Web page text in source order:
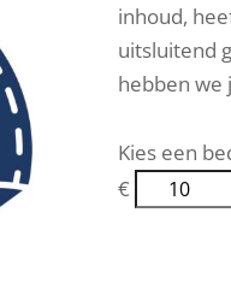
inhoud,
uitsluitend
hebben we
Kies een
€